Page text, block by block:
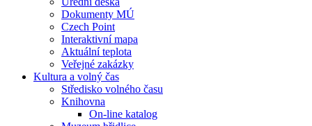
Dokumenty MÚ
Czech Point
Interaktivní mapa
Aktuální teplota
Veřejné zakázky
Kultura a volný čas
Středisko volného času
Knihovna
On-line katalog